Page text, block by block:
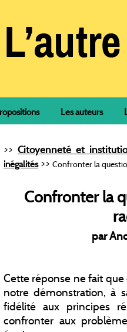
Les auteurs
>> Citoyenneté et
inégalités>> Confronter la
Confronter la
par
Cette réponse ne fait
notre démonstration, à
fidélité aux principes
confronter aux